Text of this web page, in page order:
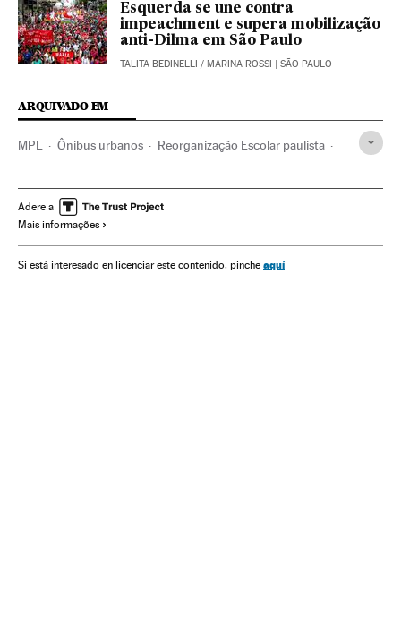
Esquerda se une contra
impeachment e supera mobilização
anti-Dilma em São Paulo
TALITA BEDINELLI / MARINA ROSSI | SÃO PAULO
ARQUIVADO EM
MPL Ônibus urbanos Reorganização Escolar paulista
Financiamento ilegal Reforma educacional
Escolas públicas
Mal-estar social Governadores Movimentos sociais
Adere a
Mais informações
Si está interesado en licenciar este contenido, pinche aquí